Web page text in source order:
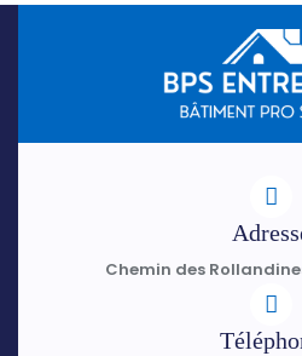
Chemin des